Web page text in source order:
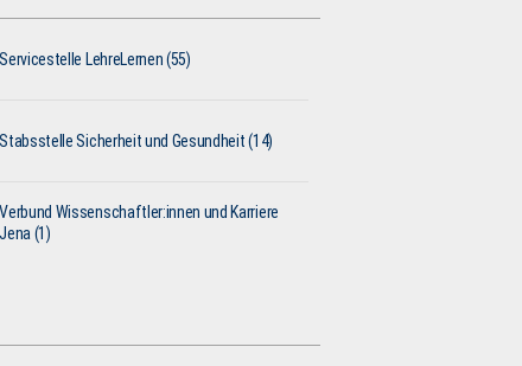
Servicestelle LehreLernen (55)
Stabsstelle Sicherheit und Gesundheit (14)
Verbund Wissenschaftler:innen und Karriere
Jena (1)